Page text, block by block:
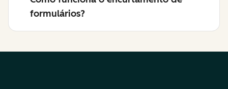
formulários?